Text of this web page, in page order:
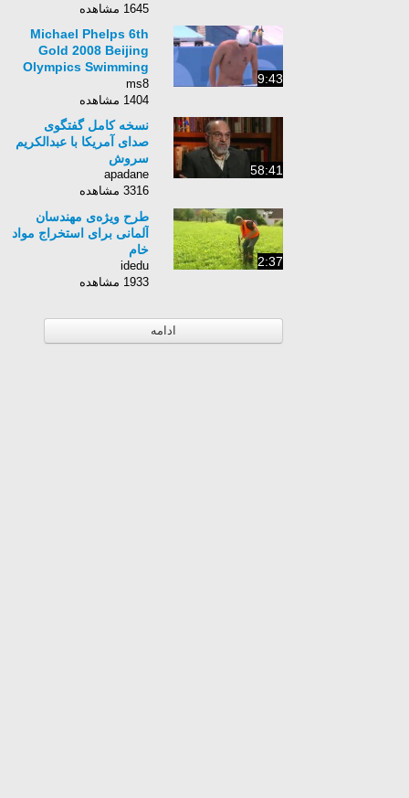
Olympics
1645 مشاهده
9:43
Michael Phelps 6th
Gold 2008 Beijing
Olympics Swimming
Men&#39;s 200m
Medley
ms8
1404 مشاهده
58:41
نسخه کامل گفتگوی
صدای آمریکا با عبدالکریم
سروش
apadane
3316 مشاهده
2:37
طرح ویژه‌ی مهندسان
آلمانی برای استخراج مواد
خام
idedu
1933 مشاهده
ادامه